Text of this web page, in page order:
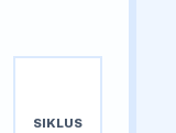
SIKLUS